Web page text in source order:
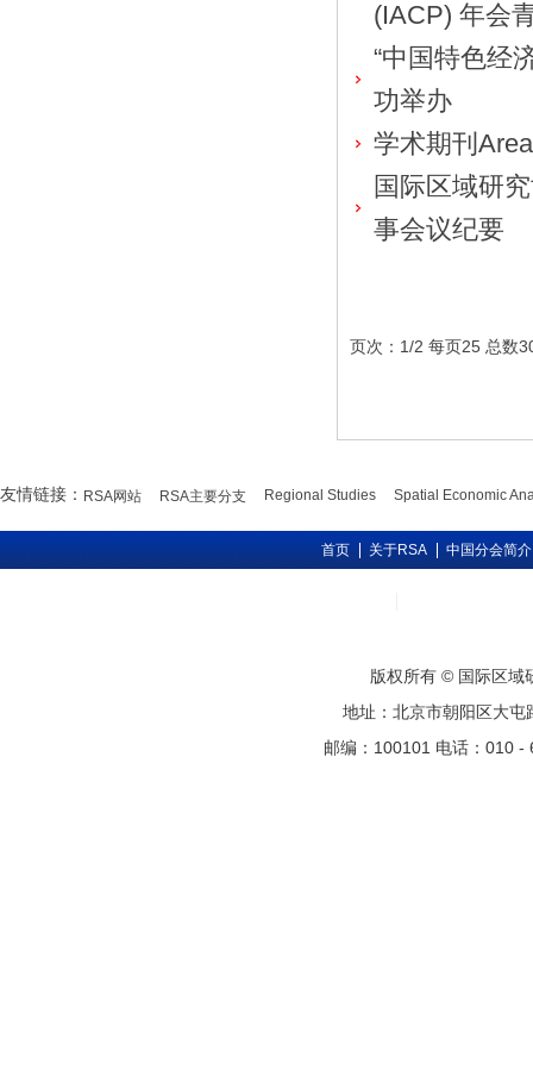
(IACP) 年会
“中国特色经
功举办
学术期刊
国际区域研
事会议纪要
页次：1/2 每页25 总
友情链接： RSA网站 RSA主要分支 Regional Studies Spatial Economic
首页 关于RSA 中国分会简介
版权所有 © 国际区
地址：北京市朝阳区大
邮编：100101 电话：010